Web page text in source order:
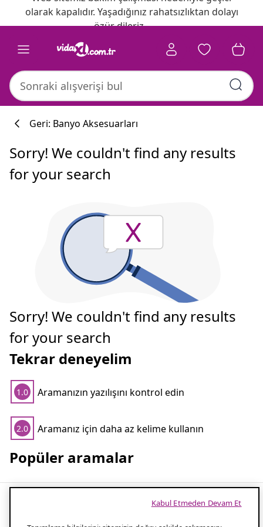
olarak kapalıdır. Yaşadığınız rahatsızlıktan dolayı
özür dileriz.
Geri: Banyo Aksesuarları
Sorry! We couldn't find any results
for your search
Sorry! We couldn't find any results
for your search
Tekrar deneyelim
1.0 Aramanızın yazılışını kontrol edin
2.0 Aramanız için daha az kelime kullanın
Popüler aramalar
Stylish Safety Grab Rails for Your
Kabul Etmeden Devam Et